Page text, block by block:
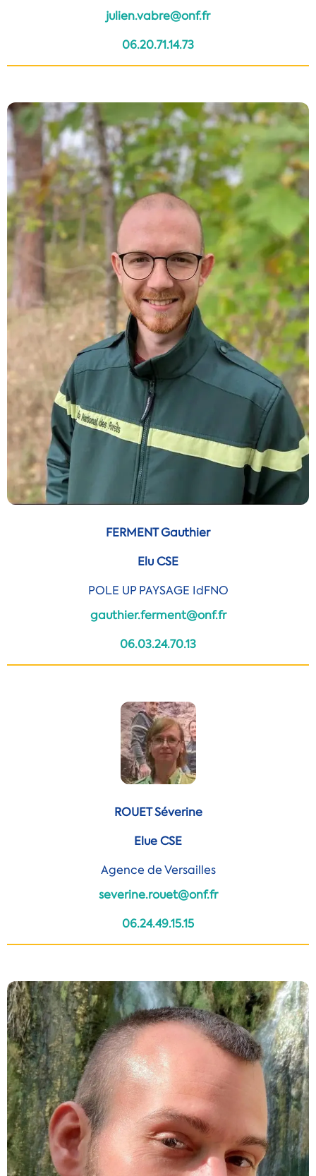
julien.vabre@onf.fr
06.20.71.14.73
FERMENT Gauthier
Elu CSE
POLE UP PAYSAGE IdFNO
gauthier.ferment@onf.fr
06.03.24.70.13
ROUET Séverine
Elue CSE
Agence de Versailles
severine.rouet@onf.fr
06.24.49.15.15